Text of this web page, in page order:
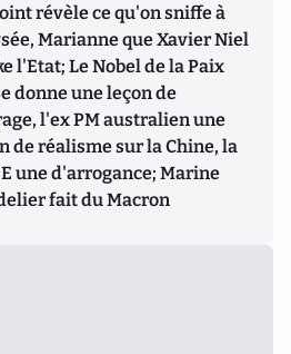
révèle ce qu'on sniffe à
Marianne que Xavier Niel
l'Etat; Le Nobel de la Paix
donne une leçon de
l'ex PM australien une
de réalisme sur la Chine, la
une d'arrogance; Marine
fait du Macron